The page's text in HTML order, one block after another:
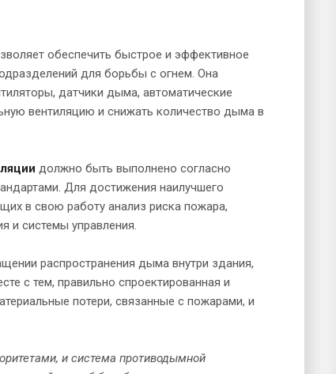
обеспечить быстрое и эффективное
для борьбы с огнем. Она
датчики дыма, автоматические
вентиляцию и снижать количество дыма в
должно быть выполнено согласно
Для достижения наилучшего
в свою работу анализ риска пожара,
и системы управления.
распространения дыма внутри здания,
с тем, правильно спроектированная и
потери, связанные с пожарами, и
и система противодымной